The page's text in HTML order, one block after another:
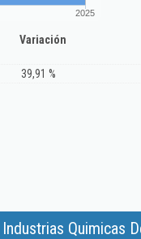
2025
Variación
39,91 %
Quimicas